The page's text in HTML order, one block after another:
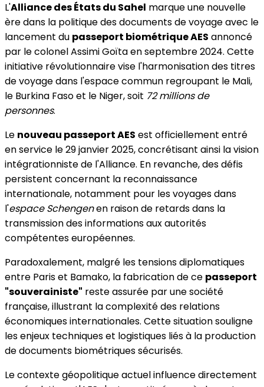
L'Alliance des États du Sahel marque une nouvelle
ère dans la politique des documents de voyage avec le
lancement du passeport biométrique AES annoncé
par le colonel Assimi Goïta en septembre 2024. Cette
initiative révolutionnaire vise l'harmonisation des titres
de voyage dans l'espace commun regroupant le Mali,
le Burkina Faso et le Niger, soit 72 millions de
personnes.
Le nouveau passeport AES est officiellement entré
en service le 29 janvier 2025, concrétisant ainsi la vision
intégrationniste de l'Alliance. En revanche, des défis
persistent concernant la reconnaissance
internationale, notamment pour les voyages dans
l'espace Schengenen raison de retards dans la
transmission des informations aux autorités
compétentes européennes.
Paradoxalement, malgré les tensions diplomatiques
entre Paris et Bamako, la fabrication de ce passeport
"souverainiste" reste assurée par une société
française, illustrant la complexité des relations
économiques internationales. Cette situation souligne
les enjeux techniques et logistiques liés à la production
de documents biométriques sécurisés.
Le contexte géopolitique actuel influence directement